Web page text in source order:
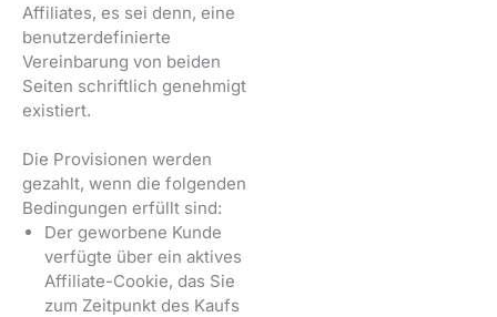
Affiliates, es sei denn, eine
benutzerdefinierte
Vereinbarung von beiden
Seiten schriftlich genehmigt
existiert.
Die Provisionen werden
gezahlt, wenn die folgenden
Bedingungen erfüllt sind:
Der geworbene Kunde
verfügte über ein aktives
Affiliate-Cookie, das Sie
zum Zeitpunkt des Kaufs